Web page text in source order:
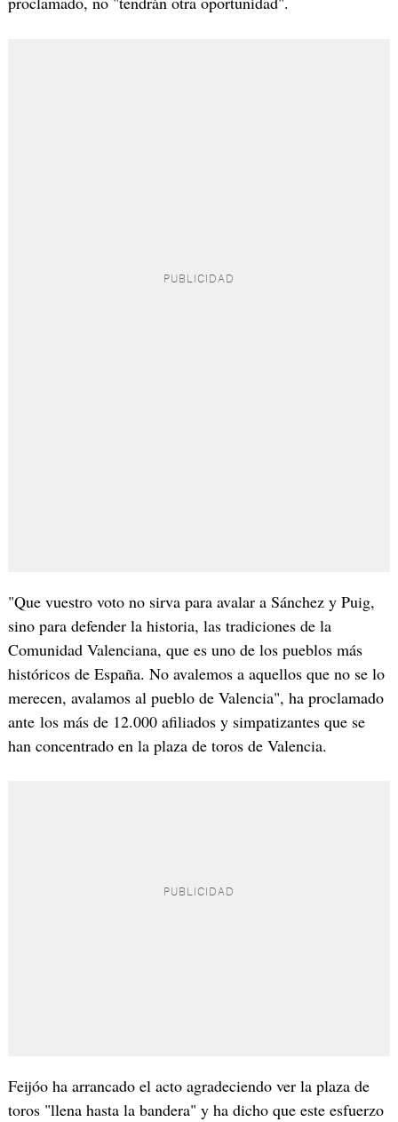
"Que vuestro voto no sirva para avalar a Sánchez y Puig,
sino para defender la historia, las tradiciones de la
Comunidad Valenciana, que es uno de los pueblos más
históricos de España. No avalemos a aquellos que no se lo
merecen, avalamos al pueblo de Valencia", ha proclamado
ante los más de 12.000 afiliados y simpatizantes que se
han concentrado en la plaza de toros de Valencia.
Feijóo ha arrancado el acto agradeciendo ver la plaza de
toros "llena hasta la bandera" y ha dicho que este esfuerzo